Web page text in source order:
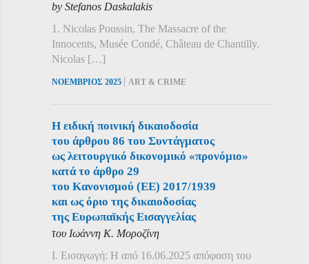
by Stefanos Daskalakis
1. Nicolas Poussin, The Massacre of the
Innocents, Musée Condé, Château de Chantilly.
Nicolas […]
ΝΟΕΜΒΡΙΟΣ 2025 | ART & CRIME
Η ειδική ποινική δικαιοδοσία
του άρθρου 86 του Συντάγματος
ως λειτουργικό δικονομικό «προνόμιο»
κατά το άρθρο 29
του Κανονισμού (ΕΕ) 2017/1939
και ως όριο της δικαιοδοσίας
της Ευρωπαϊκής Εισαγγελίας
του Ιωάννη Κ. Μοροζίνη
Ι. Εισαγωγή: Η από 16.06.2025 απόφαση του